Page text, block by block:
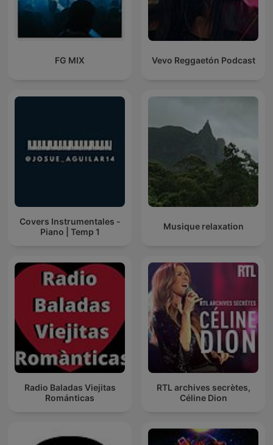
FG MIX Vevo Reggaetón Podcast
Covers Instrumentales -
Piano | Temp 1
Musique relaxation
Radio Baladas Viejitas
Románticas
RTL archives secrètes,
Céline Dion